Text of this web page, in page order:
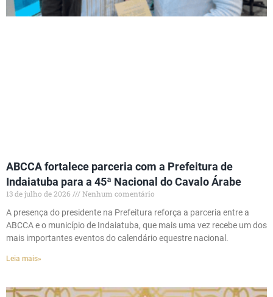
ABCCA fortalece parceria com a Prefeitura de
Indaiatuba para a 45ª Nacional do Cavalo Árabe
13 de julho de 2026
Nenhum comentário
A presença do presidente na Prefeitura reforça a parceria entre a
ABCCA e o município de Indaiatuba, que mais uma vez recebe um dos
mais importantes eventos do calendário equestre nacional.
Leia mais»